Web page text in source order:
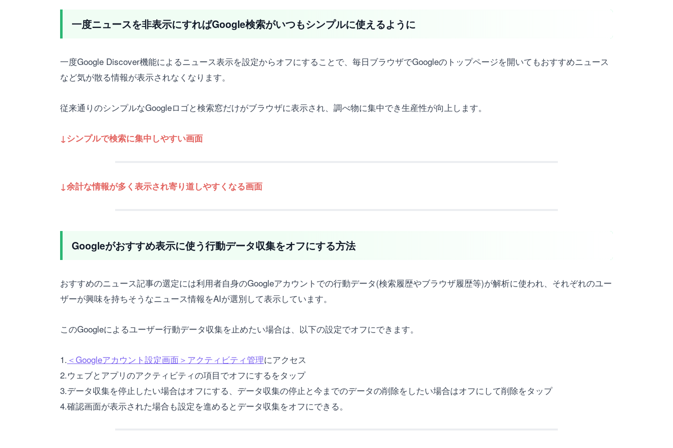
一度ニュースを非表示にすればGoogle検索がいつもシンプルに使えるように
一度Google Discover機能によるニュース表示を設定からオフにすることで、毎日ブラウザでGoogleのトップページを開いてもおすすめニュース
など気が散る情報が表示されなくなります。
従来通りのシンプルなGoogleロゴと検索窓だけがブラウザに表示され、調べ物に集中でき生産性が向上します。
↓シンプルで検索に集中しやすい画面
↓余計な情報が多く表示され寄り道しやすくなる画面
Googleがおすすめ表示に使う行動データ収集をオフにする方法
おすすめのニュース記事の選定には利用者自身のGoogleアカウントでの行動データ(検索履歴やブラウザ履歴等)が解析に使われ、それぞれのユー
ザーが興味を持ちそうなニュース情報をAIが選別して表示しています。
このGoogleによるユーザー行動データ収集を止めたい場合は、以下の設定でオフにできます。
1. ＜Googleアカウント設定画面＞アクティビティ管理にアクセス
2.ウェブとアプリのアクティビティの項目でオフにするをタップ
3.データ収集を停止したい場合はオフにする、データ収集の停止と今までのデータの削除をしたい場合はオフにして削除をタップ
4.確認画面が表示された場合も設定を進めるとデータ収集をオフにできる。